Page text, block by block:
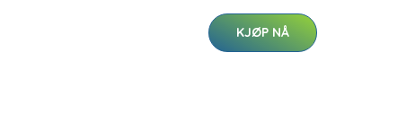
KJØP NÅ